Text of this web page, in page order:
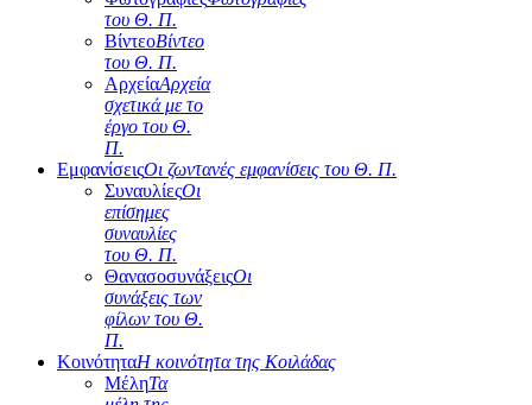
του Θ. Π.
ΒίντεοΒίντεο
του Θ. Π.
ΑρχείαΑρχεία
σχετικά με το
έργο του Θ.
Π.
ΕμφανίσειςΟι ζωντανές εμφανίσεις του Θ. Π.
ΣυναυλίεςΟι
επίσημες
συναυλίες
του Θ. Π.
ΘανασοσυνάξειςΟι
συνάξεις των
φίλων του Θ.
Π.
ΚοινότηταΗ κοινότητα της Κοιλάδας
ΜέληΤα